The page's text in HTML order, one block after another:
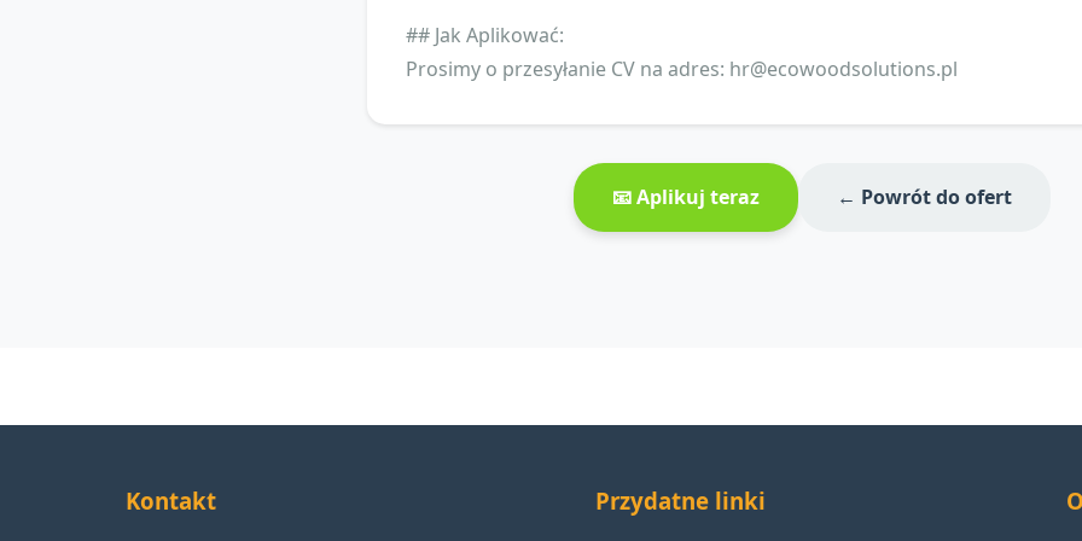
## Jak Aplikować:
Prosimy o przesyłanie CV na adres: hr@ecowoodsolutions.pl
📧 Aplikuj teraz ← Powrót do ofert
Kontakt Przydatne linki